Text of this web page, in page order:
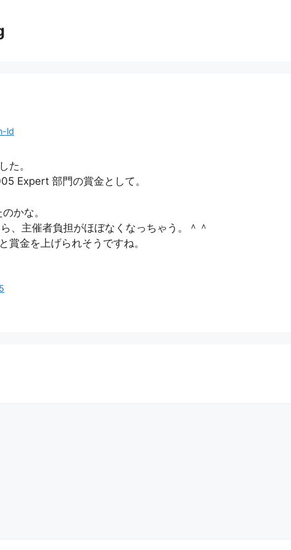
ld
た。
Expert 部門の賞金として。
かな。
、主催者負担がほぼなくなっちゃう。＾＾
賞金を上げられそうですね。